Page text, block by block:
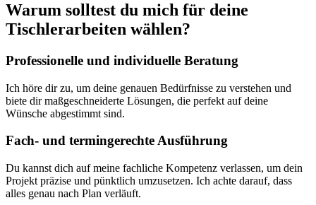
Warum solltest du mich für deine
Tischlerarbeiten wählen?
Professionelle und individuelle Beratung
Ich höre dir zu, um deine genauen Bedürfnisse zu verstehen und
biete dir maßgeschneiderte Lösungen, die perfekt auf deine
Wünsche abgestimmt sind.
Fach- und termingerechte Ausführung
Du kannst dich auf meine fachliche Kompetenz verlassen, um dein
Projekt präzise und pünktlich umzusetzen. Ich achte darauf, dass
alles genau nach Plan verläuft.